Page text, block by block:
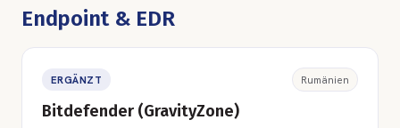
Endpoint & EDR
ERGÄNZT Rumänien
Bitdefender (GravityZone)